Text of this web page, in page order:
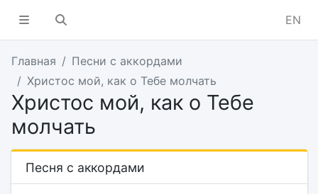
EN
Главная
Песни с аккордами
Христос мой, как о Тебе молчать
Христос мой, как о Тебе
молчать
Песня с аккордами